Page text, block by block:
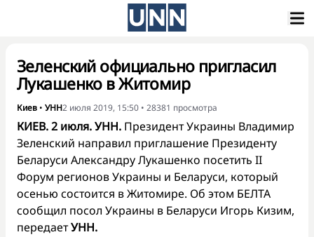
Зеленский официально пригласил
Лукашенко в Житомир
Киев • УНН2 июля 2019, 15:50 • 28381 просмотра
КИЕВ. 2 июля. УНН. Президент Украины Владимир
Зеленский направил приглашение Президенту
Беларуси Александру Лукашенко посетить II
Форум регионов Украины и Беларуси, который
осенью состоится в Житомире. Об этом БЕЛТА
сообщил посол Украины в Беларуси Игорь Кизим,
передаетУНН.